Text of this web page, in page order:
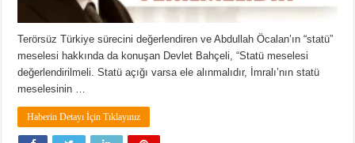
Terörsüz Türkiye sürecini değerlendiren ve Abdullah Öcalan’ın “statü”
meselesi hakkında da konuşan Devlet Bahçeli, “Statü meselesi
değerlendirilmeli. Statü açığı varsa ele alınmalıdır, İmralı’nın statü
meselesinin …
Haberin Detayı İçin Tıklayınız